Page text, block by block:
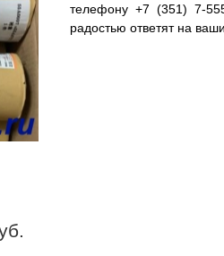
телефону +7 (351) 7-
радостью ответят на